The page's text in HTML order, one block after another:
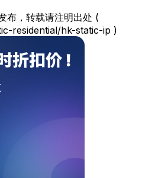
布，转载请注明出处 (
residential/hk-static-ip )